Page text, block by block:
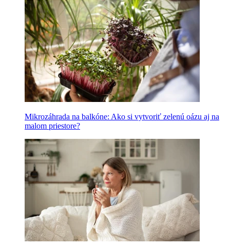
Mikrozáhrada na balkóne: Ako si vytvoriť zelenú oázu aj na
malom priestore?